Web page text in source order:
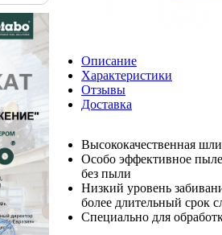
Описание
Характеристики
Отзывы
Доставка
Высококачественная
Особо эффективное
без пыли
Низкий уровень
более длительный срок
Специально для